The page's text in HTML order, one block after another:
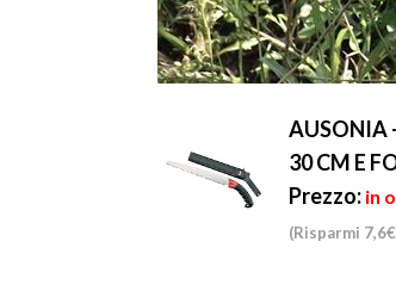
AUSONIA
30 CM E
Prezzo: in
(Risparmi